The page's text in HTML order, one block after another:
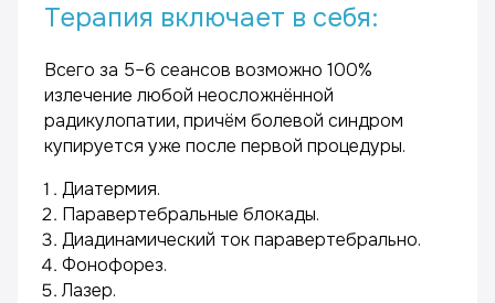
Терапия включает в себя:
Всего за 5–6 сеансов возможно 100%
излечение любой неосложнённой
радикулопатии, причём болевой синдром
купируется уже после первой процедуры.
Диатермия.
Паравертебральные блокады.
Диадинамический ток паравертебрально.
Фонофорез.
Лазер.